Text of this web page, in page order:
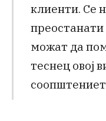
клиенти. Се
можат да
теснец овој